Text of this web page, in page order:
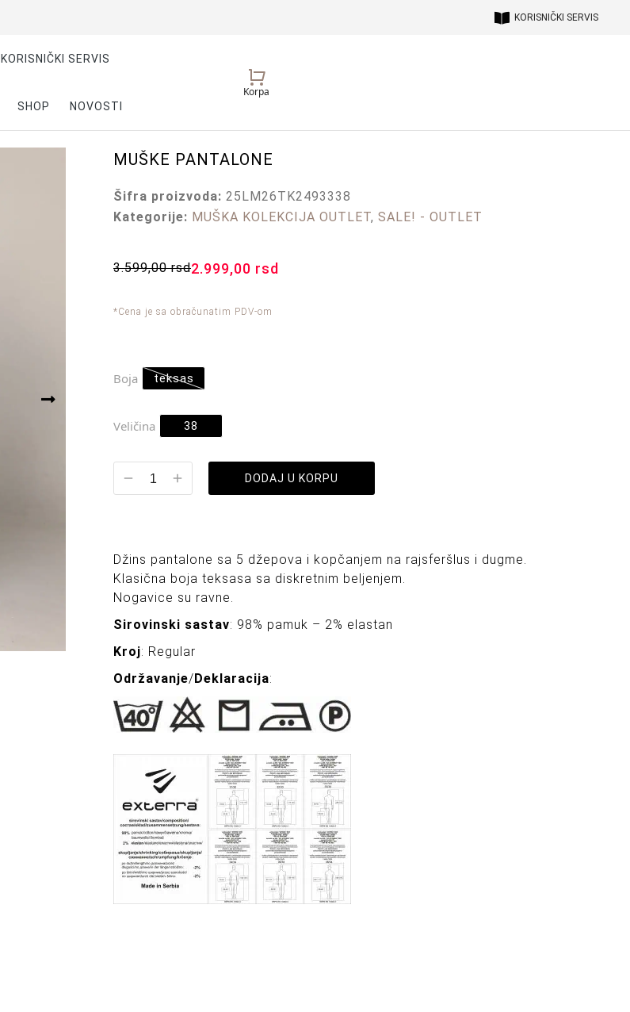
KORISNIČKI SERVIS
KORISNIČKI SERVIS
SHOP NOVOSTI
Vaš
nalog
Korpa
MUŠKE PANTALONE
Šifra proizvoda: 25LM26TK2493338
Kategorije: MUŠKA KOLEKCIJA OUTLET, SALE! - OUTLET
3.599,00rsd2.999,00 rsd
*Cena je sa obračunatim PDV-om
Boja teksas
Veličina 38
DODAJ U KORPU
Džins pantalone sa 5 džepova i kopčanjem na rajsferšlus i dugme.
Klasična boja teksasa sa diskretnim beljenjem.
Nogavice su ravne.
Sirovinski sastav: 98% pamuk – 2% elastan
Kroj: Regular
Održavanje/Deklaracija: